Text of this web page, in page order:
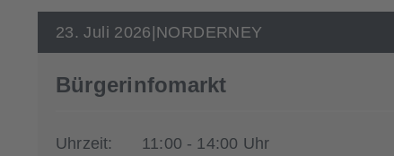
23. Juli 2026 NORDERNEY
Bürgerinfomarkt
Uhrzeit:
11:00 - 14:00 Uhr